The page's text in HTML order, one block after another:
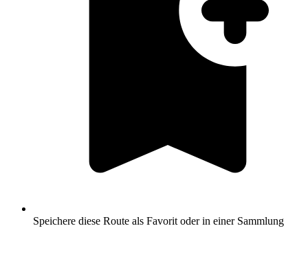
Speichere diese Route als Favorit oder in einer Sammlung